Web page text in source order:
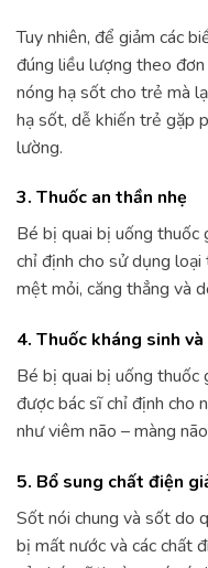
Tuy nhiên, để giảm các
đúng liều lượng theo
nóng hạ sốt cho trẻ mà
hạ sốt, dễ khiến trẻ gặp
lường.
3. Thuốc an thần nhẹ
Bé bị quai bị uống thuốc
chỉ định cho sử dụng
mệt mỏi, căng thẳng và
4. Thuốc kháng sinh
Bé bị quai bị uống thuốc
được bác sĩ chỉ định cho
như viêm não – màng
5. Bổ sung chất điện
Sốt nói chung và sốt do
bị mất nước và các chất